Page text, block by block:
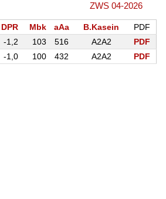
ZWS 04-2026
DPR Mbk aAa B.Kasein
PDF
-1,2 103 516 A2A2
PDF
-1,0 100 432 A2A2 PDF